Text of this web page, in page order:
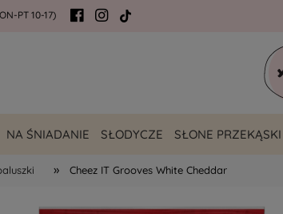
PT 10-17)
NA ŚNIADANIE SŁODYCZE SŁONE PRZEKĄSKI
» Cheez IT Grooves White Cheddar